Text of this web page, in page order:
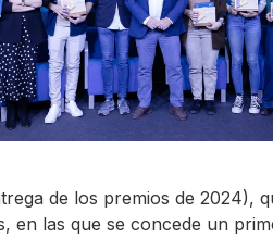
de los premios de 2024),
en las que se concede un